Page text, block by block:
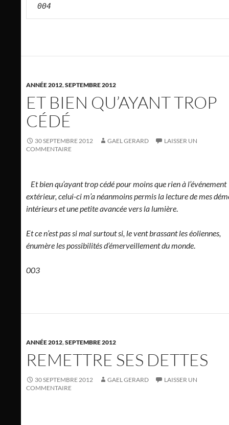
004
ANNÉE 2012,SEPTEMBRE 2012
ET BIEN QU’AYANT TROP
CÉDÉ
30 SEPTEMBRE 2012 GAEL GERARD
LAISSER UN
COMMENTAIRE
Et bien qu’ayant trop cédé pour moins que rien à l’événement
extérieur, celui-ci m’a néanmoins permis la lecture de mes
intérieurs et une petite avancée vers la lumière.
Et ce n’est pas si mal surtout si, le vent brassant les éoliennes,
énumère les possibilités d’émerveillement du monde.
003
ANNÉE 2012,SEPTEMBRE 2012
REMETTRE SES DETTES
30 SEPTEMBRE 2012 GAEL GERARD
LAISSER UN
COMMENTAIRE